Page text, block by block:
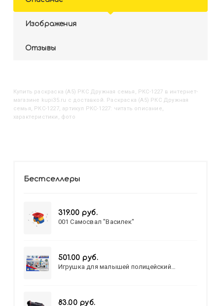
Изображения
Отзывы
Купить Раскраска (А5) РКС Дружная семья, РКС-1227 в интернет-
магазине kupi35.ru с доставкой. Раскраска (А5) РКС Дружная
семья, РКС-1227, артикул РКС-1227: читать описание,
характеристики, фото
Бестселлеры
319.00 руб.
001 Самосвал "Василек"
501.00 руб.
Игрушка для малышей полицейский
83.00 руб.